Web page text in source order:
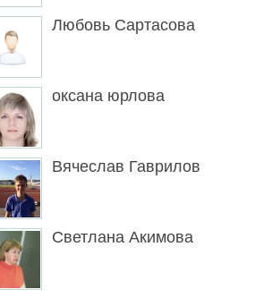
Любовь Сартасова
оксана юрлова
Вячеслав Гаврилов
Светлана Акимова